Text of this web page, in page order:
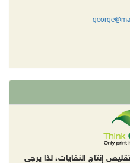
إنتاج النفايات، لذا يرجى